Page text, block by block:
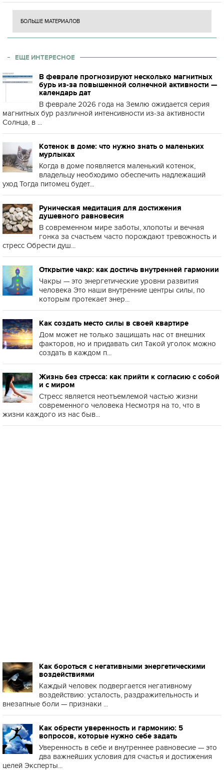
БОЛЬШЕ МАТЕРИАЛОВ
ЕЩЕ ИНТЕРЕСНОЕ
В феврале прогнозируют несколько магнитных
бурь из-за повышенной солнечной активности —
календарь дат
В феврале 2026 года на Землю ожидается серия
магнитных бур различной интенсивности из-за активности
Солнца, в ...
Котенок в доме: что нужно знать о маленьких
мурлыках
Когда в доме появляется маленький котенок,
владельцу необходимо обеспечить надлежащий
уход Тогда питомец будет...
Руническая медитация для достижения
душевного равновесия
В современном мире заботы, хлопоты и вечная
гонка за счастьем часто порождают тревожность и
стресс Обрести душ...
Открытие чакр: как достичь внутренней гармонии
Чакры — это энергетические уровни развития
человека Это наши внутренние центры силы, по
которым протекает энер...
Как создать место силы в своей квартире
Дом может не только защищать нас от внешних
факторов, но и придавать сил Такой уголок можно
создать в каждом п...
Жизнь без стресса: как прийти к согласию с собой
и с миром
Стресс является неотъемлемой частью жизни
современного человека Несмотря на то, что в
жизни каждого из нас быв...
Как бороться с негативными энергетическими
воздействиями
Каждый человек подвергается негативному
воздействию: усталость, раздражительность и
внезапные боли — признаки ...
Как обрести уверенность и гармонию: 5
вопросов, которые нужно себе задать
Уверенность в себе и внутреннее равновесие — это
два важнейших условия для счастья и достижения
целей Эксперты...